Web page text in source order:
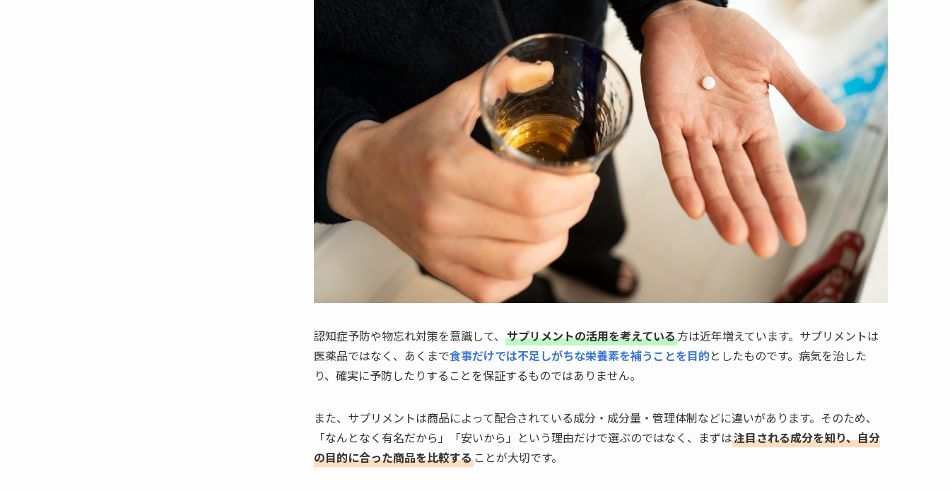
認知症予防や物忘れ対策を意識して、 サプリメントの活用を考えている方は近年増えています。サプリメントは
医薬品ではなく、あくまで食事だけでは不足しがちな栄養素を補うことを目的としたものです。病気を治した
り、確実に予防したりすることを保証するものではありません。
また、サプリメントは商品によって配合されている成分・成分量・管理体制などに違いがあります。そのため、
「なんとなく有名だから」「安いから」という理由だけで選ぶのではなく、まずは注目される成分を知り、自分
の目的に合った商品を比較する ことが大切です。